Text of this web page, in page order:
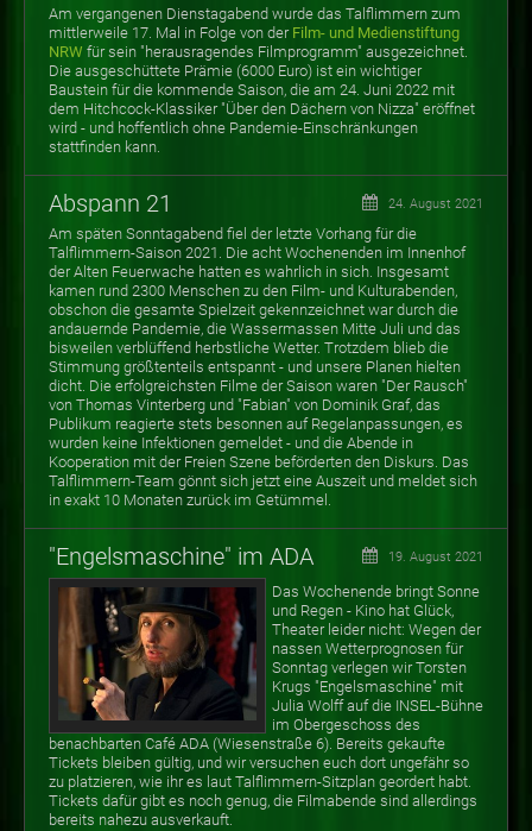
Am vergangenen Dienstagabend wurde das Talflimmern zum
mittlerweile 17. Mal in Folge von der Film- und Medienstiftung
NRW für sein "herausragendes Filmprogramm" ausgezeichnet.
Die ausgeschüttete Prämie (6000 Euro) ist ein wichtiger
Baustein für die kommende Saison, die am 24. Juni 2022 mit
dem Hitchcock-Klassiker "Über den Dächern von Nizza" eröffnet
wird - und hoffentlich ohne Pandemie-Einschränkungen
stattfinden kann.
Abspann 21 24. August 2021
Am späten Sonntagabend fiel der letzte Vorhang für die
Talflimmern-Saison 2021. Die acht Wochenenden im Innenhof
der Alten Feuerwache hatten es wahrlich in sich. Insgesamt
kamen rund 2300 Menschen zu den Film- und Kulturabenden,
obschon die gesamte Spielzeit gekennzeichnet war durch die
andauernde Pandemie, die Wassermassen Mitte Juli und das
bisweilen verblüffend herbstliche Wetter. Trotzdem blieb die
Stimmung größtenteils entspannt - und unsere Planen hielten
dicht. Die erfolgreichsten Filme der Saison waren "Der Rausch"
von Thomas Vinterberg und "Fabian" von Dominik Graf, das
Publikum reagierte stets besonnen auf Regelanpassungen, es
wurden keine Infektionen gemeldet - und die Abende in
Kooperation mit der Freien Szene beförderten den Diskurs. Das
Talflimmern-Team gönnt sich jetzt eine Auszeit und meldet sich
in exakt 10 Monaten zurück im Getümmel.
"Engelsmaschine" im ADA 19. August 2021
Das Wochenende bringt Sonne
und Regen - Kino hat Glück,
Theater leider nicht: Wegen der
nassen Wetterprognosen für
Sonntag verlegen wir Torsten
Krugs "Engelsmaschine" mit
Julia Wolff auf die INSEL-Bühne
im Obergeschoss des
benachbarten Café ADA (Wiesenstraße 6). Bereits gekaufte
Tickets bleiben gültig, und wir versuchen euch dort ungefähr so
zu platzieren, wie ihr es laut Talflimmern-Sitzplan geordert habt.
Tickets dafür gibt es noch genug, die Filmabende sind allerdings
bereits nahezu ausverkauft.